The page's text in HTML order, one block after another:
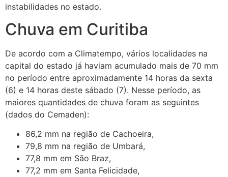
instabilidades no estado.
Chuva em Curitiba
De acordo com a Climatempo, vários localidades na
capital do estado já haviam acumulado mais de 70 mm
no período entre aproximadamente 14 horas da sexta
(6) e 14 horas deste sábado (7). Nesse período, as
maiores quantidades de chuva foram as seguintes
(dados do Cemaden):
86,2 mm na região de Cachoeira,
79,8 mm na região de Umbará,
77,8 mm em São Braz,
77,2 mm em Santa Felicidade,